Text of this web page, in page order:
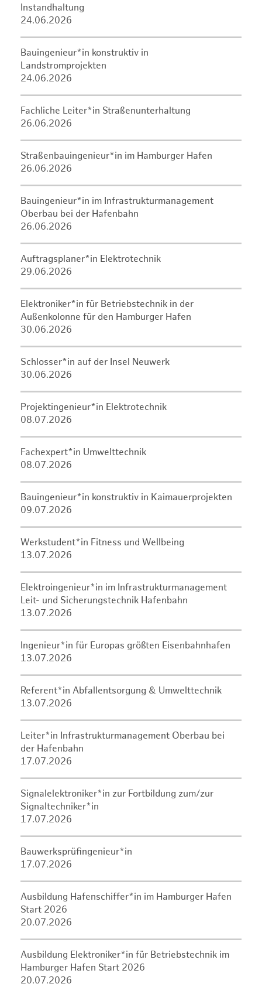
Instandhaltung
24.06.2026
Bauingenieur*in konstruktiv in
Landstromprojekten
24.06.2026
Fachliche Leiter*in Straßenunterhaltung
26.06.2026
Straßenbauingenieur*in im Hamburger Hafen
26.06.2026
Bauingenieur*in im Infrastrukturmanagement
Oberbau bei der Hafenbahn
26.06.2026
Auftragsplaner*in Elektrotechnik
29.06.2026
Elektroniker*in für Betriebstechnik in der
Außenkolonne für den Hamburger Hafen
30.06.2026
Schlosser*in auf der Insel Neuwerk
30.06.2026
Projektingenieur*in Elektrotechnik
08.07.2026
Fachexpert*in Umwelttechnik
08.07.2026
Bauingenieur*in konstruktiv in Kaimauerprojekten
09.07.2026
Werkstudent*in Fitness und Wellbeing
13.07.2026
Elektroingenieur*in im Infrastrukturmanagement
Leit- und Sicherungstechnik Hafenbahn
13.07.2026
Ingenieur*in für Europas größten Eisenbahnhafen
13.07.2026
Referent*in Abfallentsorgung & Umwelttechnik
13.07.2026
Leiter*in Infrastrukturmanagement Oberbau bei
der Hafenbahn
17.07.2026
Signalelektroniker*in zur Fortbildung zum/zur
Signaltechniker*in
17.07.2026
Bauwerksprüfingenieur*in
17.07.2026
Ausbildung Hafenschiffer*in im Hamburger Hafen
Start 2026
20.07.2026
Ausbildung Elektroniker*in für Betriebstechnik im
Hamburger Hafen Start 2026
20.07.2026